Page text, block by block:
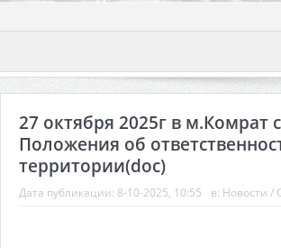
27 октября 2025г в
Положения об
территории(doc)
Дата публикации: 8-10-2025, 10:55 в: Новости /